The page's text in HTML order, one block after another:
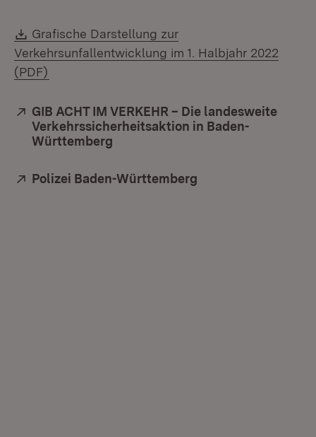
Download:
Grafische Darstellung zur
Verkehrsunfallentwicklung im 1. Halbjahr 2022
(PDF)
Extern:
GIB ACHT IM VERKEHR – Die landesweite
Verkehrssicherheitsaktion in Baden-
Württemberg
Extern:
Polizei Baden-Württemberg